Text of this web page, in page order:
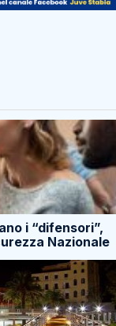
i “difensori”,
Nazionale